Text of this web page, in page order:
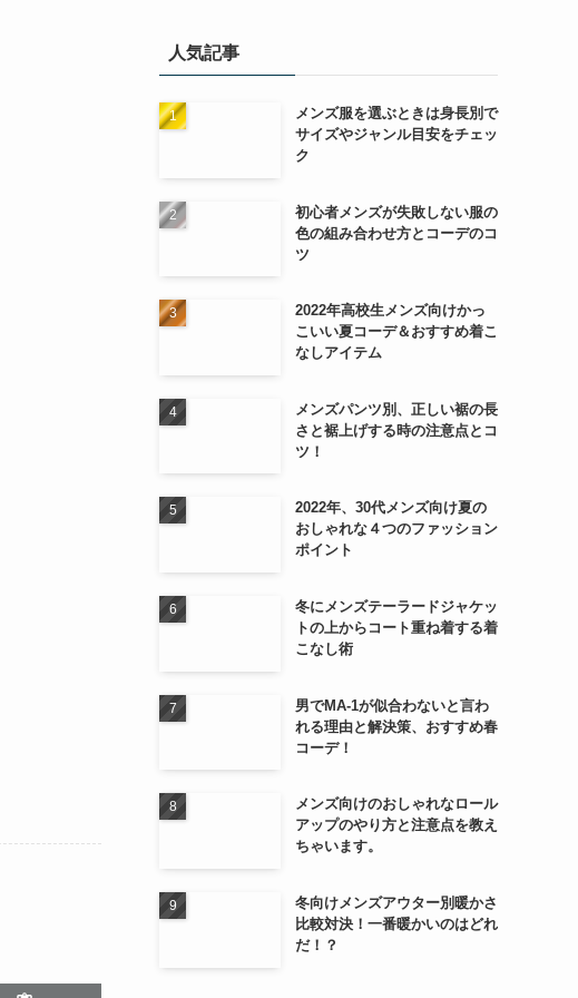
人気記事
メンズ服を選ぶときは身長別で
サイズやジャンル目安をチェッ
ク
初心者メンズが失敗しない服の
色の組み合わせ方とコーデのコ
ツ
2022年高校生メンズ向けかっ
こいい夏コーデ＆おすすめ着こ
なしアイテム
メンズパンツ別、正しい裾の長
さと裾上げする時の注意点とコ
ツ！
2022年、30代メンズ向け夏の
おしゃれな４つのファッション
ポイント
冬にメンズテーラードジャケッ
トの上からコート重ね着する着
こなし術
男でMA-1が似合わないと言わ
れる理由と解決策、おすすめ春
コーデ！
メンズ向けのおしゃれなロール
アップのやり方と注意点を教え
ちゃいます。
冬向けメンズアウター別暖かさ
比較対決！一番暖かいのはどれ
だ！？